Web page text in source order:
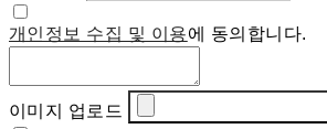
개인정보 수집 및 이용에 동의합니다.
이미지 업로드